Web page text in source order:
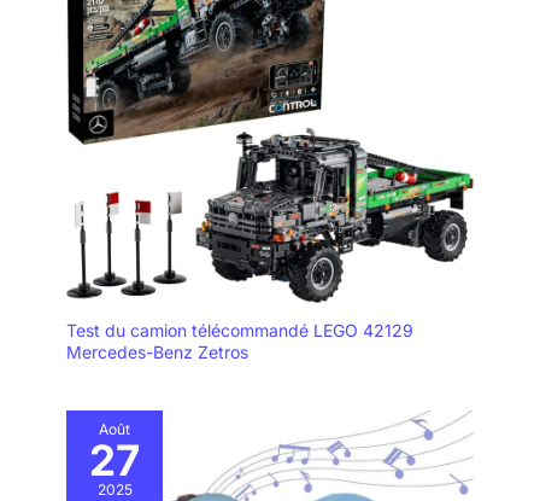
Test du camion télécommandé LEGO 42129
Mercedes-Benz Zetros
Août
27
2025